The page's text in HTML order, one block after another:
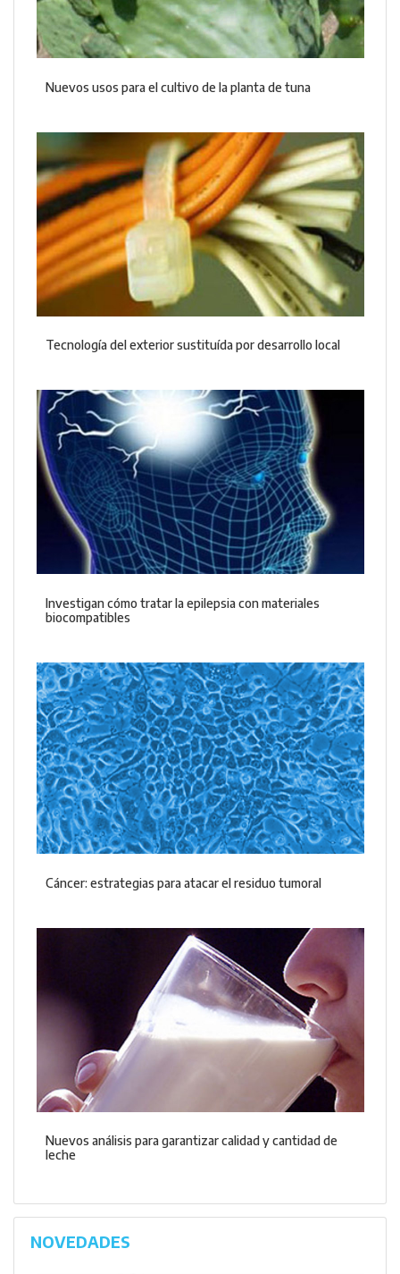
Nuevos usos para el cultivo de la planta de tuna
Tecnología del exterior sustituída por desarrollo local
Investigan cómo tratar la epilepsia con materiales
biocompatibles
Cáncer: estrategias para atacar el residuo tumoral
Nuevos análisis para garantizar calidad y cantidad de
leche
NOVEDADES